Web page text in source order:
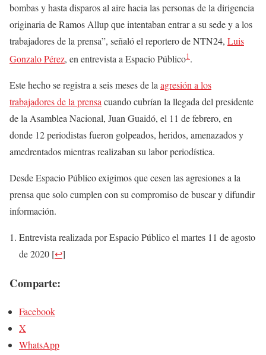
bombas y hasta disparos al aire hacia las personas de la dirigencia
originaria de Ramos Allup que intentaban entrar a su sede y a los
trabajadores de la prensa”, señaló el reportero de NTN24, Luis
Gonzalo Pérez, en entrevista a Espacio Público1 .
Este hecho se registra a seis meses de la agresión a los
trabajadores de la prensa cuando cubrían la llegada del presidente
de la Asamblea Nacional, Juan Guaidó, el 11 de febrero, en
donde 12 periodistas fueron golpeados, heridos, amenazados y
amedrentados mientras realizaban su labor periodística.
Desde Espacio Público exigimos que cesen las agresiones a la
prensa que solo cumplen con su compromiso de buscar y difundir
información.
Entrevista realizada por Espacio Público el martes 11 de agosto
de 2020 [↩]
Comparte:
Facebook
X
WhatsApp